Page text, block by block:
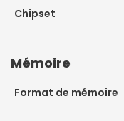
Chipset
Mémoire
Format de mémoire